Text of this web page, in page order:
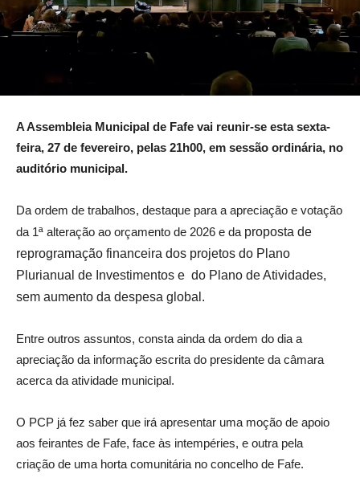
A Assembleia Municipal de Fafe vai reunir-se esta sexta-
feira, 27 de fevereiro, pelas 21h00, em sessão ordinária, no
auditório municipal.
Da ordem de trabalhos, destaque para a apreciação e votação
da 1ª alteração ao orçamento de 2026 e da proposta de
reprogramação financeira dos projetos do Plano
Plurianual de Investimentos e do Plano de Atividades,
sem aumento da despesa global.
Entre outros assuntos, consta ainda da ordem do dia a
apreciação da informação escrita do presidente da câmara
acerca da atividade municipal.
O PCP já fez saber que irá apresentar uma moção de apoio
aos feirantes de Fafe, face às intempéries, e outra pela
criação de uma horta comunitária no concelho de Fafe.